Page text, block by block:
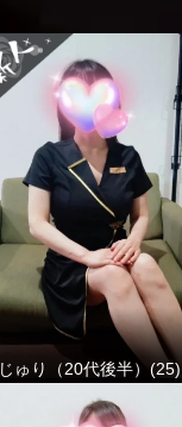
じゅり（20代後半）(25)